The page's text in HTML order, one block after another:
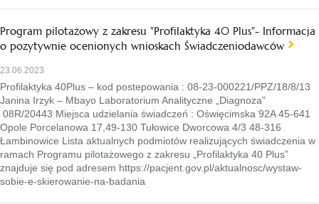
Program pilotażowy z zakresu "Profilaktyka 40 Plus"- Informacja
o pozytywnie ocenionych wnioskach Świadczeniodawców
23.06.2023
Profilaktyka 40Plus – kod postepowania : 08-23-000221/PPZ/18/8/13
Janina Irzyk – Mbayo Laboratorium Analityczne „Diagnoza”
08R/20443 Miejsca udzielania świadczeń : Oświęcimska 92A 45-641
Opole Porcelanowa 17,49-130 Tułowice Dworcowa 4/3 48-316
Łambinowice Lista aktualnych podmiotów realizujących świadczenia w
ramach Programu pilotażowego z zakresu „Profilaktyka 40 Plus”
znajduje się pod adresem https://pacjent.gov.pl/aktualnosc/wystaw-
sobie-e-skierowanie-na-badania